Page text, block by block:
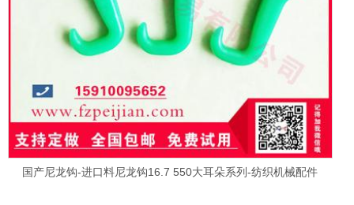
国产尼龙钩-进口料尼龙钩16.7 550大耳朵系列-纺织机械配件